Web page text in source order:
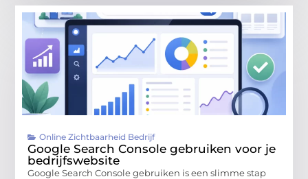
Online Zichtbaarheid Bedrijf
Google Search Console gebruiken voor je
bedrijfswebsite
Google Search Console gebruiken is een slimme stap